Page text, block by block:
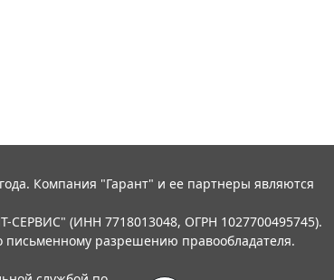
Компания "Гарант" и ее партнеры являются
СЕРВИС" (ИНН 7718013048, ОГРН 1027700495745).
письменному разрешению правообладателя.